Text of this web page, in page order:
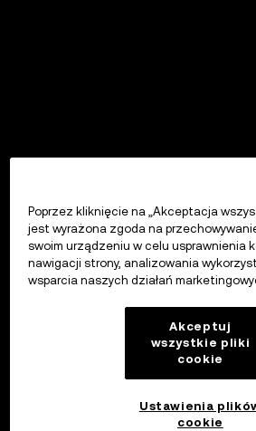
Poprzez kliknięcie na „Akceptacja
jest wyrażona zgoda na
swoim urządzeniu w celu usprawnienia
nawigacji strony, analizowania
wsparcia naszych działań
Akceptuj
wszystkie pliki
cookie
Ustawienia
cookie